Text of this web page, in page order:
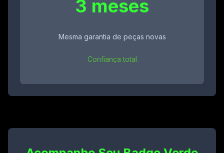
3 meses
Mesma garantia de peças novas
Confiança total